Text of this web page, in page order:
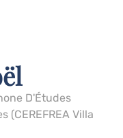
D'Études
(CEREFREA Villa